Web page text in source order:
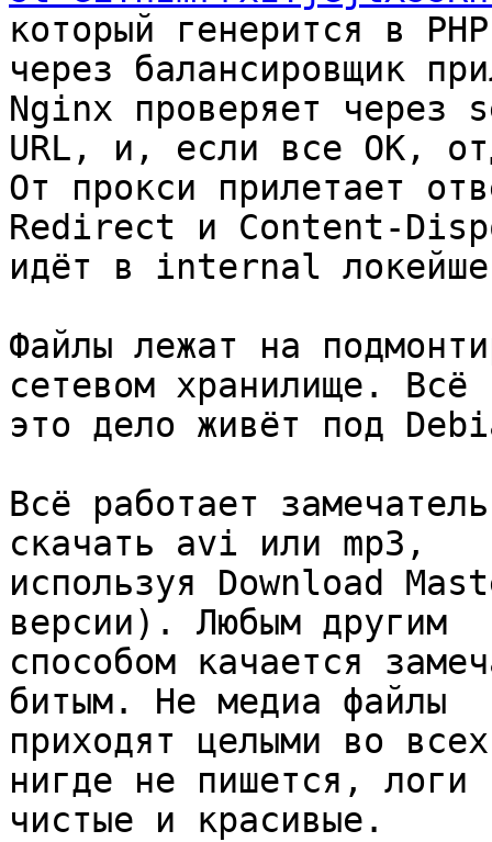
который генерится в
через балансировщик
Nginx проверяет через
URL, и, если все ОК,
От прокси прилетает
Redirect и Content-
идёт в internal
Файлы лежат на
сетевом хранилище. Всё
это дело живёт под
Всё работает
скачать avi или mp3,
используя Download
версии). Любым другим
способом качается
битым. Не медиа файлы
приходят целыми во
нигде не пишется, логи
чистые и красивые.